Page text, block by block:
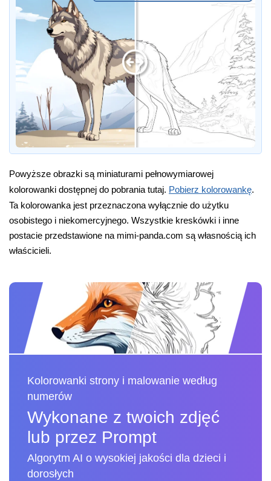
Powyższe obrazki są miniaturami pełnowymiarowej
kolorowanki dostępnej do pobrania tutaj. Pobierz kolorowankę.
Ta kolorowanka jest przeznaczona wyłącznie do użytku
osobistego i niekomercyjnego. Wszystkie kreskówki i inne
postacie przedstawione na mimi-panda.com są własnością ich
właścicieli.
Kolorowanki strony i malowanie według
numerów
Wykonane z twoich zdjęć
lub przez Prompt
Algorytm AI o wysokiej jakości dla dzieci i
dorosłych